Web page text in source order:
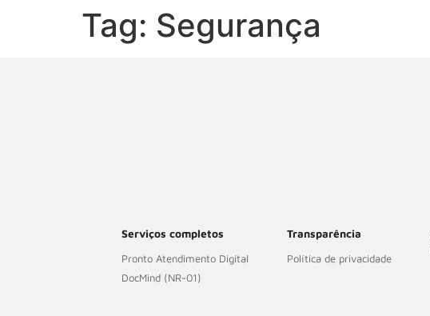
Tag: Segurança
Serviços completos
Pronto Atendimento Digital
DocMind (NR-01)
Transparência
Política de privacidade